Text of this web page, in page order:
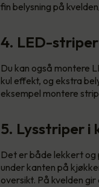
fin belysning på
4. LED-
Du kan også montere
kul effekt, og ekstra
eksempel montere
5. Lysstriper i
Det er både lekkert og
under kanten på
oversikt. På kvelden